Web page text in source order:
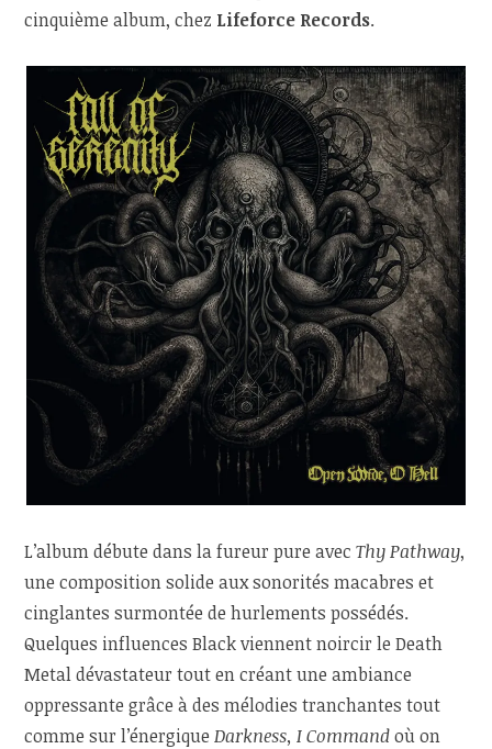
cinquième album, chez Lifeforce Records.
L’album débute dans la fureur pure avecThy Pathway,
une composition solide aux sonorités macabres et
cinglantes surmontée de hurlements possédés.
Quelques influences Black viennent noircir le Death
Metal dévastateur tout en créant une ambiance
oppressante grâce à des mélodies tranchantes tout
comme sur l’énergiqueDarkness, I Commandoù on